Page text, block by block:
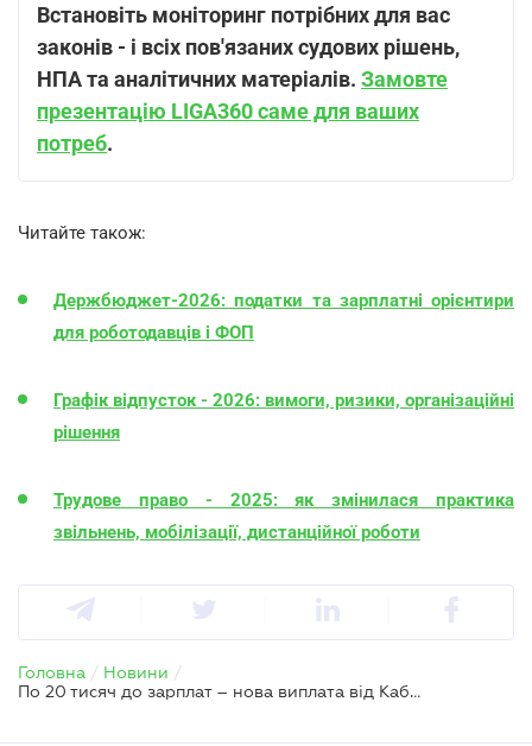
Встановіть моніторинг потрібних для вас
законів - і всіх пов'язаних судових рішень,
НПА та аналітичних матеріалів. Замовте
презентацію LIGA360 саме для ваших
потреб.
Читайте також:
Держбюджет-2026: податки та зарплатні орієнтири
для роботодавців і ФОП
Графік відпусток - 2026: вимоги, ризики, організаційні
рішення
Трудове право - 2025: як змінилася практика
звільнень, мобілізації, дистанційної роботи
Головна / Новини /
По 20 тисяч до зарплат – нова виплата від Кабміну для комунальників і залізничників